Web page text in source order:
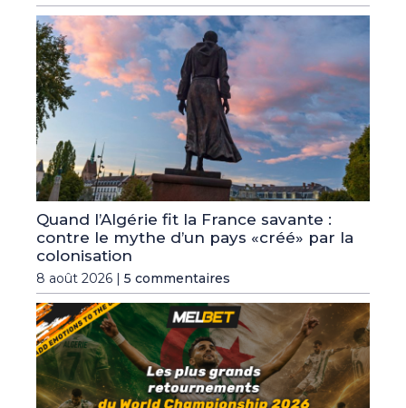
Quand l’Algérie fit la France savante :
contre le mythe d’un pays «créé» par la
colonisation
8 août 2026 | 5 commentaires